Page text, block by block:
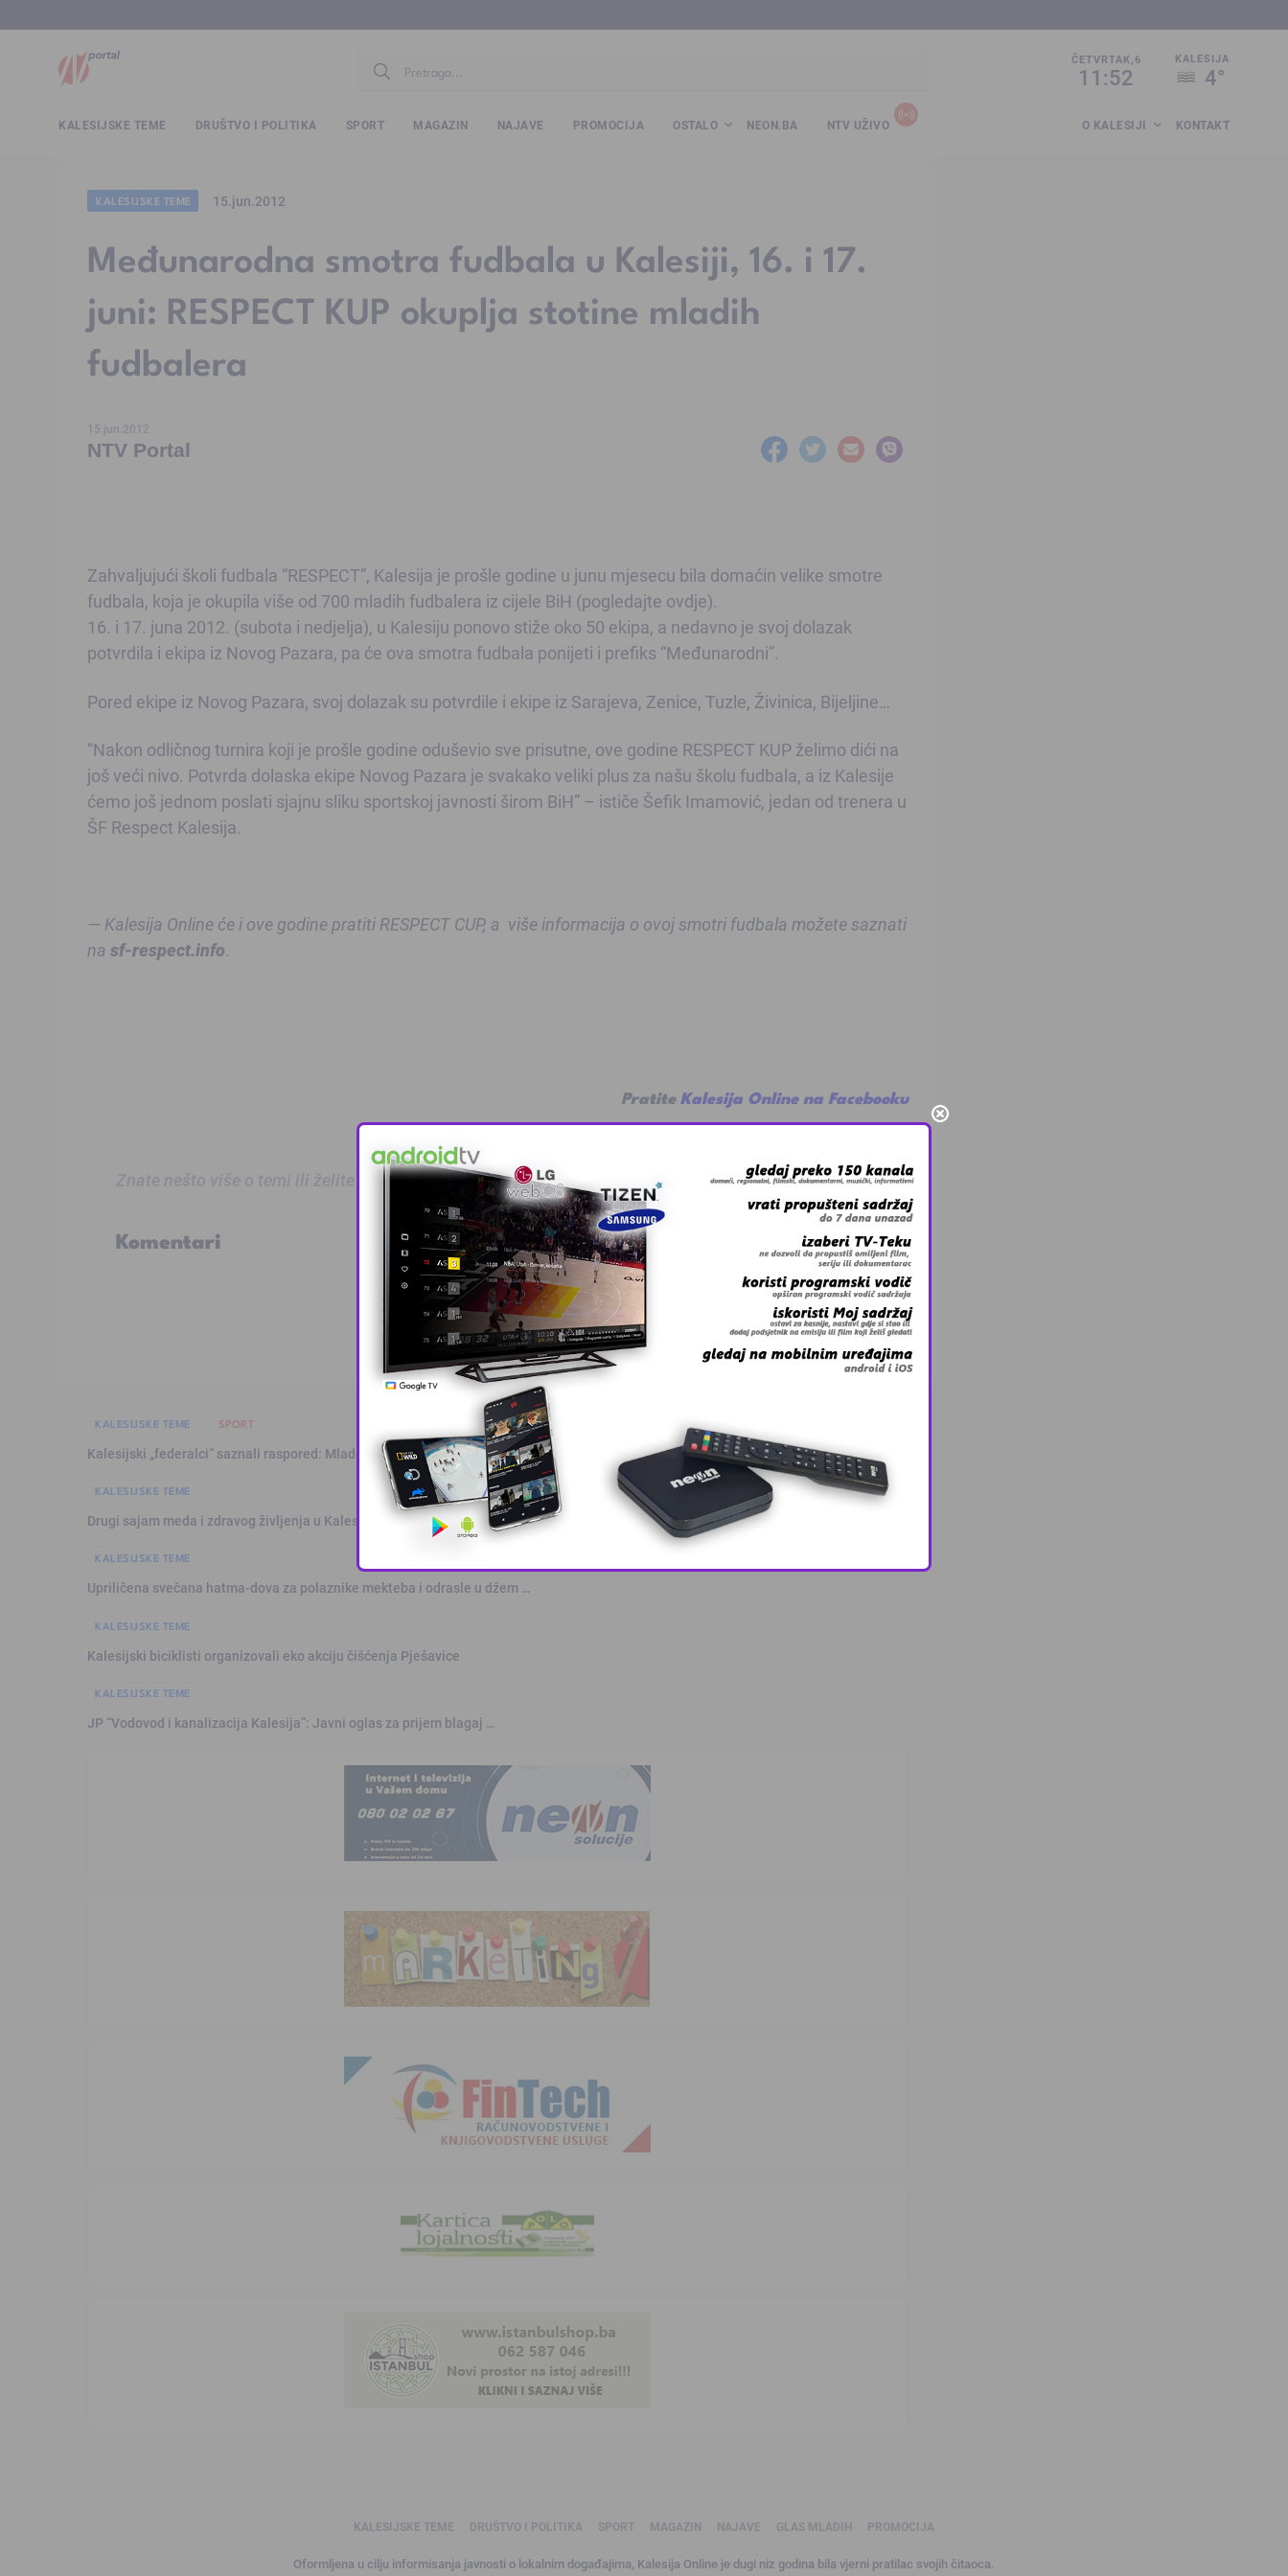
ČETVRTAK,6
11:52
KALESIJA
4°
KALESIJSKE TEME DRUŠTVO I POLITIKA SPORT MAGAZIN NAJAVE PROMOCIJA OSTALO NEON.BA NTV UŽIVO O KALESIJI KONTAKT
KALESIJSKE TEME 15.jun.2012
Međunarodna smotra fudbala u Kalesiji, 16. i 17.
juni: RESPECT KUP okuplja stotine mladih
fudbalera
15.jun.2012
NTV Portal
Zahvaljujući školi fudbala “RESPECT”, Kalesija je prošle godine u junu mjesecu bila domaćin velike smotre
fudbala, koja je okupila više od 700 mladih fudbalera iz cijele BiH (pogledajte ovdje).
16. i 17. juna 2012. (subota i nedjelja), u Kalesiju ponovo stiže oko 50 ekipa, a nedavno je svoj dolazak
potvrdila i ekipa iz Novog Pazara, pa će ova smotra fudbala ponijeti i prefiks “Međunarodni”.
Pored ekipe iz Novog Pazara, svoj dolazak su potvrdile i ekipe iz Sarajeva, Zenice, Tuzle, Živinica, Bijeljine…
“Nakon odličnog turnira koji je prošle godine oduševio sve prisutne, ove godine RESPECT KUP želimo dići na
još veći nivo. Potvrda dolaska ekipe Novog Pazara je svakako veliki plus za našu školu fudbala, a iz Kalesije
ćemo još jednom poslati sjajnu sliku sportskoj javnosti širom BiH” – ističe Šefik Imamović, jedan od trenera u
ŠF Respect Kalesija.
— Kalesija Online će i ove godine pratiti RESPECT CUP, a više informacija o ovoj smotri fudbala možete saznati
na sf-respect.info.
PratiteKalesija Online na Facebooku
Znate nešto više o temi ili želite prijaviti grešku u tekstu?
Komentari
KALESIJSKE TEME SPORT
Kalesijski „federalci“ saznali raspored: Mladost sezonu otvara u S …
KALESIJSKE TEME
Drugi sajam meda i zdravog življenja u Kalesiji okupio pčelare i lju …
KALESIJSKE TEME
Upriličena svečana hatma-dova za polaznike mekteba i odrasle u džem …
KALESIJSKE TEME
Kalesijski biciklisti organizovali eko akciju čišćenja Pješavice
KALESIJSKE TEME
JP “Vodovod i kanalizacija Kalesija”: Javni oglas za prijem blagaj …
KALESIJSKE TEME DRUŠTVO I POLITIKA SPORT MAGAZIN NAJAVE GLAS MLADIH PROMOCIJA
Oformljena u cilju informisanja javnosti o lokalnim događajima, Kalesija Online je dugi niz godina bila vjerni pratilac svojih čitaoca.